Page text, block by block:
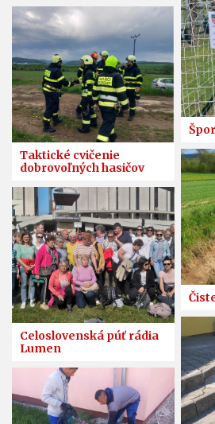
Taktické cvičenie
dobrovoľných hasičov
Celoslovenská púť rádia
Lumen